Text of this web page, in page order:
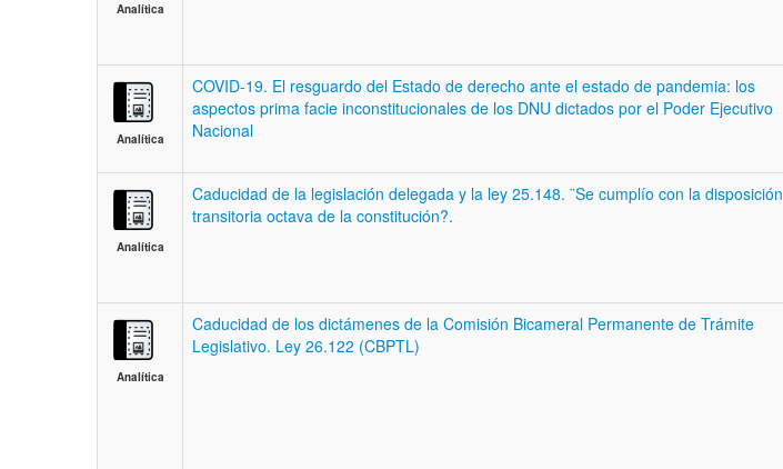
Analítica
Analítica
COVID-19. El resguardo del Estado de derecho ante el estado de pandemia: los
aspectos prima facie inconstitucionales de los DNU dictados por el Poder Ejecutivo
Nacional
Analítica
Caducidad de la legislación delegada y la ley 25.148. ¨Se cumplío con la disposición
transitoria octava de la constitución?.
Analítica
Caducidad de los dictámenes de la Comisión Bicameral Permanente de Trámite
Legislativo. Ley 26.122 (CBPTL)